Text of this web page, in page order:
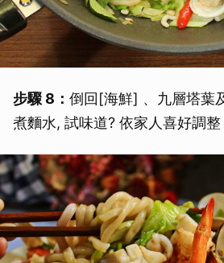
步驟 8： 倒回[海鮮] 、九層塔葉
煮麵水, 試味道? 依家人喜好調整
取消